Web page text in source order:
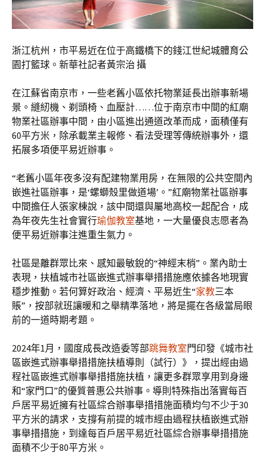
浙江杭州，市平易近在位于高鐵橋下的錢江世紀城體育公
園打籃球。新華社記者黃宗治 攝
在江蘇省南京市，一些老舊小區依托物業延長出辦事新場
景。縫紉機、剃頭椅、血壓計……位于南京市中間的紅廟
物業社區辦事中間，由小區進出通道改革而成，面積僅有
60平方米，除承載業主報修、看法受理等傳統辦事外，還
拓展多項便平易近辦事。
“老舊小區年夜多沒有配建物業用房，在無限的公共空間內
嵌進社區辦事，是‘螺螄殼里做道場’。”紅廟物業社區辦事
中間擔任人張家棟說，該中間還與屬地高校一起配合，成
為年夜先生社會實行瑜伽教室基地，一大量優良志愿者為
便平易近辦事注進重生氣力。
社區是離群眾比來、感知最敏銳的“神經末梢”。業內助士
表現，扶植城市社區嵌進式辦事舉措措施應依據各地現實
穩步推動。若何算好政治、經濟、平易近生“家教三本
賬”，按部就班讓暖和之舉精準落地，將是擺在各級當局眼
前的一道時期考題。
2024年1月，國度成長改造委等部跳舞教室門印發《城市社
區嵌進式辦事舉措措施扶植導則（試行）》，提出經由過
程社區嵌進式辦事舉措措施扶植，讓更多群眾享用到身邊
和“家門口”的優質普惠公共辦事。導則特殊指出落實每百
戶居平易近擁有社區綜合辦事舉措措施面積均勻不少于30
平方米的請求，支撐有前提的城市經由過程扶植嵌進式辦
事舉措措施，到達每百戶居平易近社區綜合辦事舉措措施
面積不少于80平方米。